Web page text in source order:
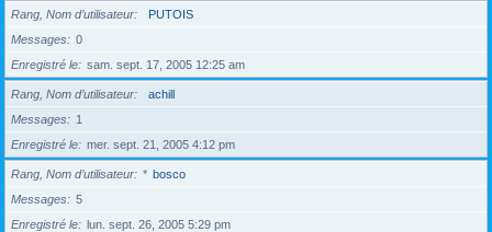
Rang, Nom d’utilisateur
PUTOIS
Messages
0
Enregistré le
sam. sept. 17, 2005 12:25 am
Rang, Nom d’utilisateur
achill
Messages
1
Enregistré le
mer. sept. 21, 2005 4:12 pm
Rang, Nom d’utilisateur * bosco
Messages
5
Enregistré le
lun. sept. 26, 2005 5:29 pm